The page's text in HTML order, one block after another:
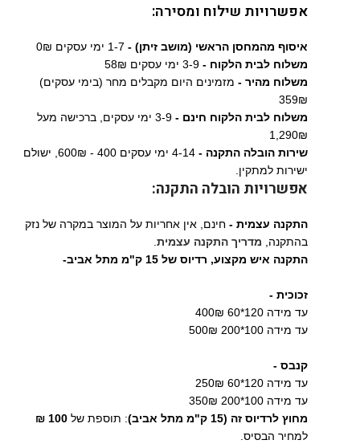
אפשרויות שילוח ומסירה:
איסוף מהמחסן הראשי (מושב זיתן) -
משלוח לבית הלקוח - 3-9 ימי עסקים 58₪
משלוח מהיר - מזמינים היום מקבלים מחר (בימי עסקים)
359₪
משלוח לבית הלקוח חינם -
3-9 ימי עסקים, ברכישה מעל
1,290₪
שירות הובלה התקנה -
4-14 ימי עסקים 400 - 600₪, ישולם
ישירות למתקין.
אפשרויות הובלה התקנה:
התקנה עצמית - חינם, אין אחריות על המוצר במקרה של נזק
בהתקנה, מדריך התקנה עצמית.
התקנה איש מקצוע, רדיוס של 15 ק"מ מתל אביב-
זכוכית -
עד מידה 120*60 400₪
עד מידה 100*200 500₪
קנבס -
עד מידה 120*60 250₪
עד מידה 100*200 350₪
מחוץ לרדיוס זה (15 ק"מ מתל אביב)
: תוספת של 100 ₪
למחיר הבסיס.